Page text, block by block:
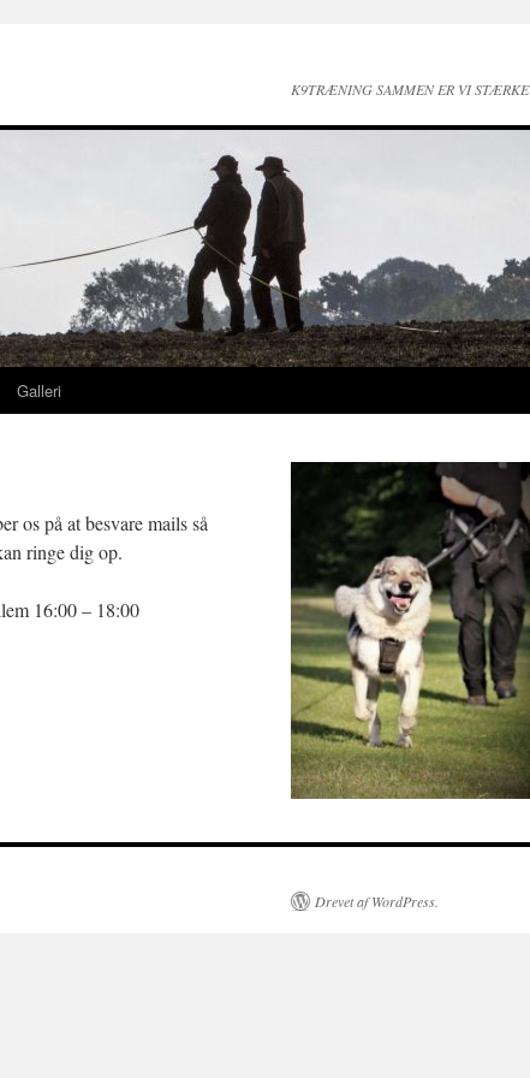
K9TRÆNING SAMMEN ER VI STÆRKE
Galleri
os på at besvare mails så
ringe dig op.
16:00 – 18:00
Drevet af WordPress.